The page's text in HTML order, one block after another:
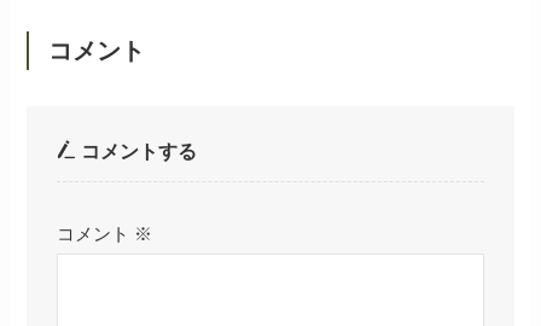
コメント
コメントする
コメント ※